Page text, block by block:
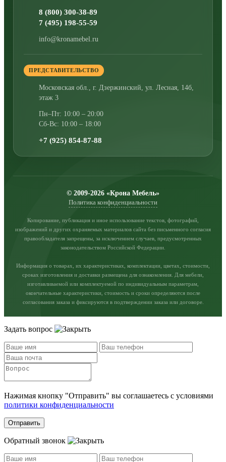
8 (800) 300-38-89
7 (495) 198-55-59
info@kronamebel.ru
ПРЕДСТАВИТЕЛЬСТВО
Московская обл., г. Дзержинский ул. Лесная, 14б,
этаж 3
Пн–Пт: 10:00 – 20:00
Сб-Вс: 10:00 – 18:00
+7 (925) 854-87-88
© 2009-2026 «Крона Мебель»
Политика конфиденциальности
Копирование, публикация и иное использование текстов, фотографий,
изображений и других охраняемых материалов сайта без письменного согласия
правообладателя запрещены, за исключением случаев, предусмотренных
законодательством Российской Федерации.
Информация о товарах, их характеристиках, комплектации, цветах, стоимости,
сроках изготовления и доставки размещена для ознакомления. Для мебели,
изготавливаемой или комплектуемой по индивидуальным параметрам,
окончательные характеристики, стоимость и сроки определяются после
согласования заказа и фиксируются в подтверждении заказа или договоре.
Задать вопрос
Нажимая кнопку "Отправить" вы соглашаетесь с условиями
политики конфиденциальности
Отправить
Обратный звонок